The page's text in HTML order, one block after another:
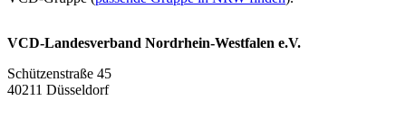
VCD-Landesverband Nordrhein-Westfalen e.V.
Schützenstraße 45
40211 Düsseldorf